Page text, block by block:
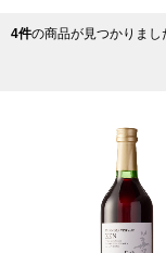
4件の商品が見つかりまし